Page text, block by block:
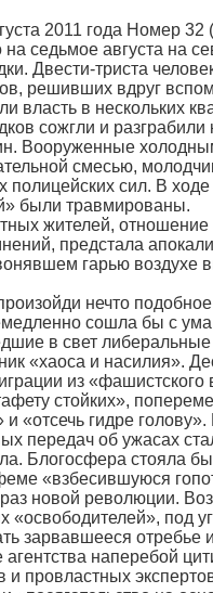
2011 года Номер 32
седьмое августа на
Двести-триста
решивших вдруг
власть в нескольких
сожгли и
Вооруженные
смесью,
полицейских сил. В
были травмированы.
жителей,
предстала
гарью
нечто
сошла бы с
в свет
«хаоса и насилия».
из
стойких»,
и «отсечь гидре
передач об ужасах
Блогосфера стояла
«взбесившуюся
новой революции.
«освободителей», под
зарвавшееся отребье
наперебой
и провластных